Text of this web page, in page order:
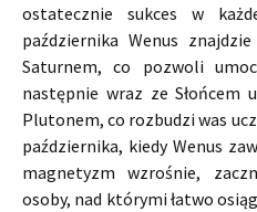
ostatecznie sukces w
października Wenus
Saturnem, co pozwoli
następnie wraz ze Słońcem
Plutonem, co rozbudzi was
października, kiedy Wenus
magnetyzm wzrośnie,
osoby, nad którymi łatwo